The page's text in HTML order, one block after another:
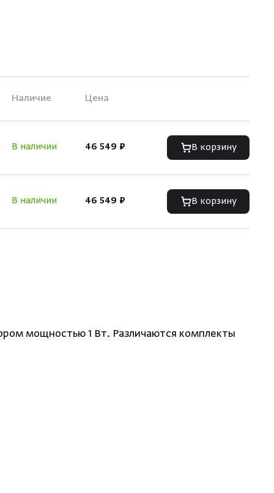
Наличие Цена
В наличии 46 549 ₽ В корзину
В наличии 46 549 ₽ В корзину
мощностью 1 Вт. Различаются комплекты